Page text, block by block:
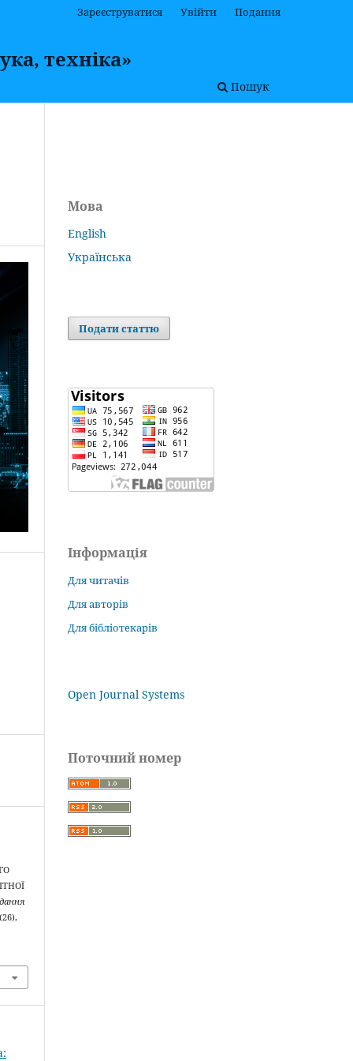
техніка»
Пошук
Зареєструватися Увійти Подання
(26),
Мова
English
Українська
Подати статтю
Інформація
Для читачів
Для авторів
Для бібліотекарів
Open Journal Systems
Поточний номер